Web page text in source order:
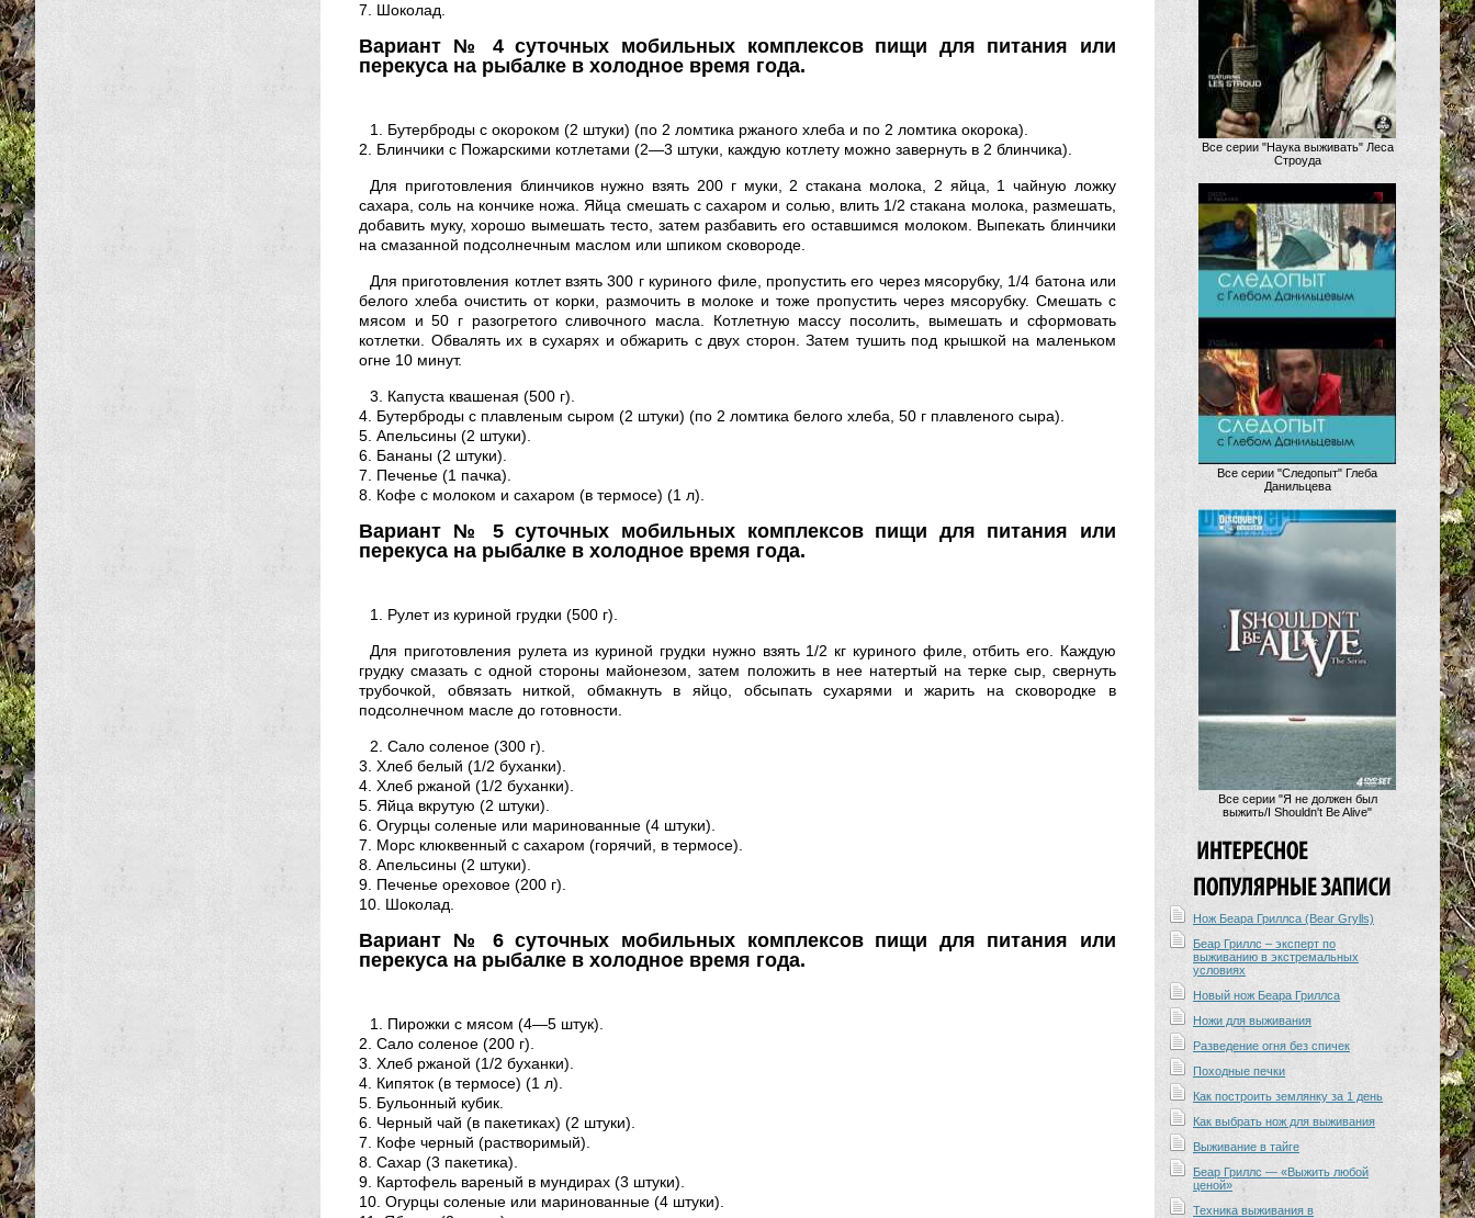
7. Шоколад.
Вариант № 4 суточных мобильных комплексов пищи для питания или
перекуса на рыбалке в холодное время года.
1. Бутерброды с окороком (2 штуки) (по 2 ломтика ржаного хлеба и по 2 ломтика окорока).
2. Блинчики с Пожарскими котлетами (2—3 штуки, каждую котлету можно завернуть в 2 блинчика).
Для приготовления блинчиков нужно взять 200 г муки, 2 стакана молока, 2 яйца, 1 чайную ложку
сахара, соль на кончике ножа. Яйца смешать с сахаром и солью, влить 1/2 стакана молока, размешать,
добавить муку, хорошо вымешать тесто, затем разбавить его оставшимся молоком. Выпекать блинчики
на смазанной подсолнечным маслом или шпиком сковороде.
Для приготовления котлет взять 300 г куриного филе, пропустить его через мясорубку, 1/4 батона или
белого хлеба очистить от корки, размочить в молоке и тоже пропустить через мясорубку. Смешать с
мясом и 50 г разогретого сливочного масла. Котлетную массу посолить, вымешать и сформовать
котлетки. Обвалять их в сухарях и обжарить с двух сторон. Затем тушить под крышкой на маленьком
огне 10 минут.
3. Капуста квашеная (500 г).
4. Бутерброды с плавленым сыром (2 штуки) (по 2 ломтика белого хлеба, 50 г плавленого сыра).
5. Апельсины (2 штуки).
6. Бананы (2 штуки).
7. Печенье (1 пачка).
8. Кофе с молоком и сахаром (в термосе) (1 л).
Вариант № 5 суточных мобильных комплексов пищи для питания или
перекуса на рыбалке в холодное время года.
1. Рулет из куриной грудки (500 г).
Для приготовления рулета из куриной грудки нужно взять 1/2 кг куриного филе, отбить его. Каждую
грудку смазать с одной стороны майонезом, затем положить в нее натертый на терке сыр, свернуть
трубочкой, обвязать ниткой, обмакнуть в яйцо, обсыпать сухарями и жарить на сковородке в
подсолнечном масле до готовности.
2. Сало соленое (300 г).
3. Хлеб белый (1/2 буханки).
4. Хлеб ржаной (1/2 буханки).
5. Яйца вкрутую (2 штуки).
6. Огурцы соленые или маринованные (4 штуки).
7. Морс клюквенный с сахаром (горячий, в термосе).
8. Апельсины (2 штуки).
9. Печенье ореховое (200 г).
10. Шоколад.
Вариант № 6 суточных мобильных комплексов пищи для питания или
перекуса на рыбалке в холодное время года.
1. Пирожки с мясом (4—5 штук).
2. Сало соленое (200 г).
3. Хлеб ржаной (1/2 буханки).
4. Кипяток (в термосе) (1 л).
5. Бульонный кубик.
6. Черный чай (в пакетиках) (2 штуки).
7. Кофе черный (растворимый).
8. Сахар (3 пакетика).
9. Картофель вареный в мундирах (3 штуки).
10. Огурцы соленые или маринованные (4 штуки).
Все серии "Наука выживать" Леса
Строуда
Все серии "Следопыт" Глеба
Данильцева
Все серии "Я не должен был
выжить/I Shouldn't Be Alive"
Нож Беара Гриллса (Bear Grylls)
Беар Гриллс – эксперт по
выживанию в экстремальных
условиях
Новый нож Беара Гриллса
Ножи для выживания
Разведение огня без спичек
Походные печки
Как построить землянку за 1 день
Как выбрать нож для выживания
Выживание в тайге
Беар Гриллс — «Выжить любой
ценой»
Техника выживания в